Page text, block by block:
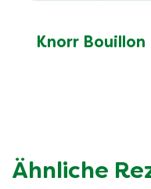
Knorr Bouillon
Ähnliche